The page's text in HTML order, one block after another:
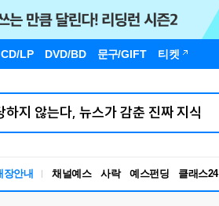
CD/LP DVD/BD 문구/GIFT 티켓
장안내 채널예스 사락 예스펀딩 클래스24